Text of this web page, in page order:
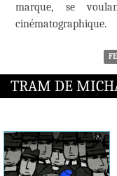
marque, se
cinématographique.
TRAM DE